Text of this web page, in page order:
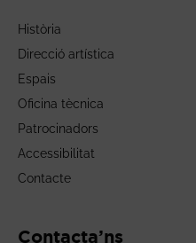
Història
Direcció artística
Espais
Oficina tècnica
Patrocinadors
Accessibilitat
Contacte
Contacta’ns